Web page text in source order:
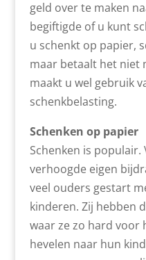
geld over te maken
begiftigde of u kunt
u schenkt op papier,
maar betaalt het niet
maakt u wel gebruik
schenkbelasting.
Schenken op papier
Schenken is
verhoogde eigen
veel ouders gestart
kinderen. Zij hebben
waar ze zo hard voor
hevelen naar hun